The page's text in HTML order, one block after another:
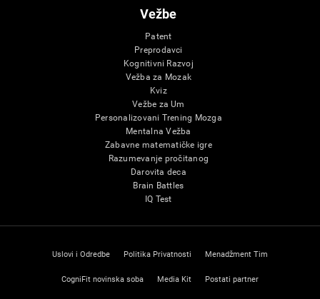
Vežbe
Patent
Preprodavci
Kognitivni Razvoj
Vežba za Mozak
Kviz
Vežbe za Um
Personalizovani Trening Mozga
Mentalna Vežba
Zabavne matematičke igre
Razumevanje pročitanog
Darovita deca
Brain Battles
IQ Test
Uslovi i Odredbe Politika Privatnosti Menadžment Tim
CogniFit novinska soba Media Kit Postati partner